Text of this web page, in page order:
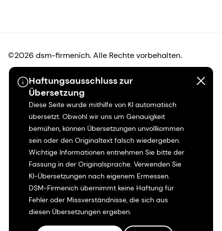
Haftungsausschluss zur
Übersetzung
Diese Seite wurde mithilfe von KI automatisch
übersetzt. Obwohl wir uns um Genauigkeit
bemühen, können Übersetzungen unvollkommen
sein oder den Originaltext falsch wiedergeben.
Wichtige Informationen entnehmen Sie bitte der
Fassung in der Originalsprache. Verwenden Sie
KI-Übersetzungen nach eigenem Ermessen.
DSM-Firmenich übernimmt keine Haftung für
Fehler oder Missverständnisse, die sich aus
diesen Übersetzungen ergeben.
©2026 dsm-firmenich. Alle Rechte vorbehalten.
Hinweis zum Datenschutz
Bedingungen für die Nutzung
Bedingungen und Konditionen
Kalifornien-Transparenz
Erklärung zur Zugänglichkeit
Rechtliche Informationen